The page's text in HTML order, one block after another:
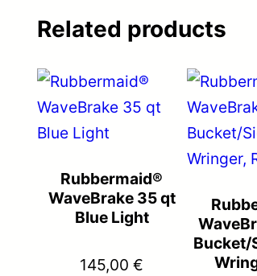
Related products
Rubbermaid®
WaveBrake 35 qt
Blue Light
145,00€
Bucket/